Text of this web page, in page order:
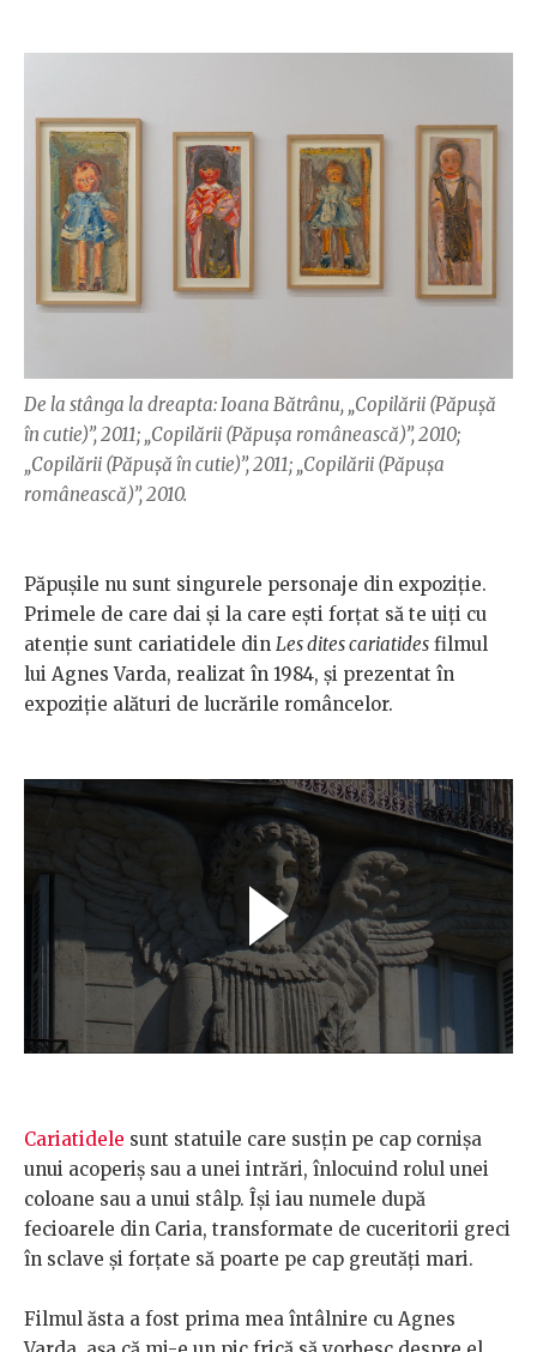
De la stânga la dreapta: Ioana Bătrânu, „Copilării (Păpușă
în cutie)”, 2011; „Copilării (Păpușa românească)”, 2010;
„Copilării (Păpușă în cutie)”, 2011; „Copilării (Păpușa
românească)”, 2010.
Păpușile nu sunt singurele personaje din expoziție.
Primele de care dai și la care ești forțat să te uiți cu
atenție sunt cariatidele din Les dites cariatides filmul
lui Agnes Varda, realizat în 1984, și prezentat în
expoziție alături de lucrările româncelor.
Cariatidele sunt statuile care susțin pe cap cornișa
unui acoperiș sau a unei intrări, înlocuind rolul unei
coloane sau a unui stâlp. Își iau numele după
fecioarele din Caria, transformate de cuceritorii greci
în sclave și forțate să poarte pe cap greutăți mari.
Filmul ăsta a fost prima mea întâlnire cu Agnes